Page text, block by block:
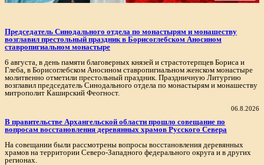
Председатель Синодального отдела по монастырям и монашеству
возглавил престольный праздник в Борисоглебском Аносином
ставропигиальном монастыре
6 августа, в день памяти благоверных князей и страстотерпцев Бориса и
Глеба, в Борисоглебском Аносином ставропигиальном женском монастыре
молитвенно отметили престольный праздник. Праздничную Литургию
возглавил председатель Синодального отдела по монастырям и монашеству
митрополит Каширский Феогност.
06.8.2026
В правительстве Архангельской области прошло совещание по
вопросам восстановления деревянных храмов Русского Севера
На совещании были рассмотрены вопросы восстановления деревянных
храмов на территории Северо-Западного федерального округа и в других
регионах.